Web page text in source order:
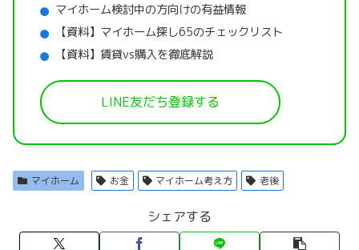
マイホーム検討中の方向けの有益情報
【資料】マイホーム探し65のチェックリスト
【資料】賃貸vs購入を徹底解説
LINE友だち登録する
マイホーム お金 マイホーム考え方 老後
シェアする